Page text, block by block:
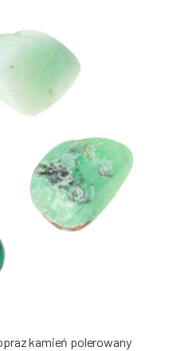
kamień polerowany